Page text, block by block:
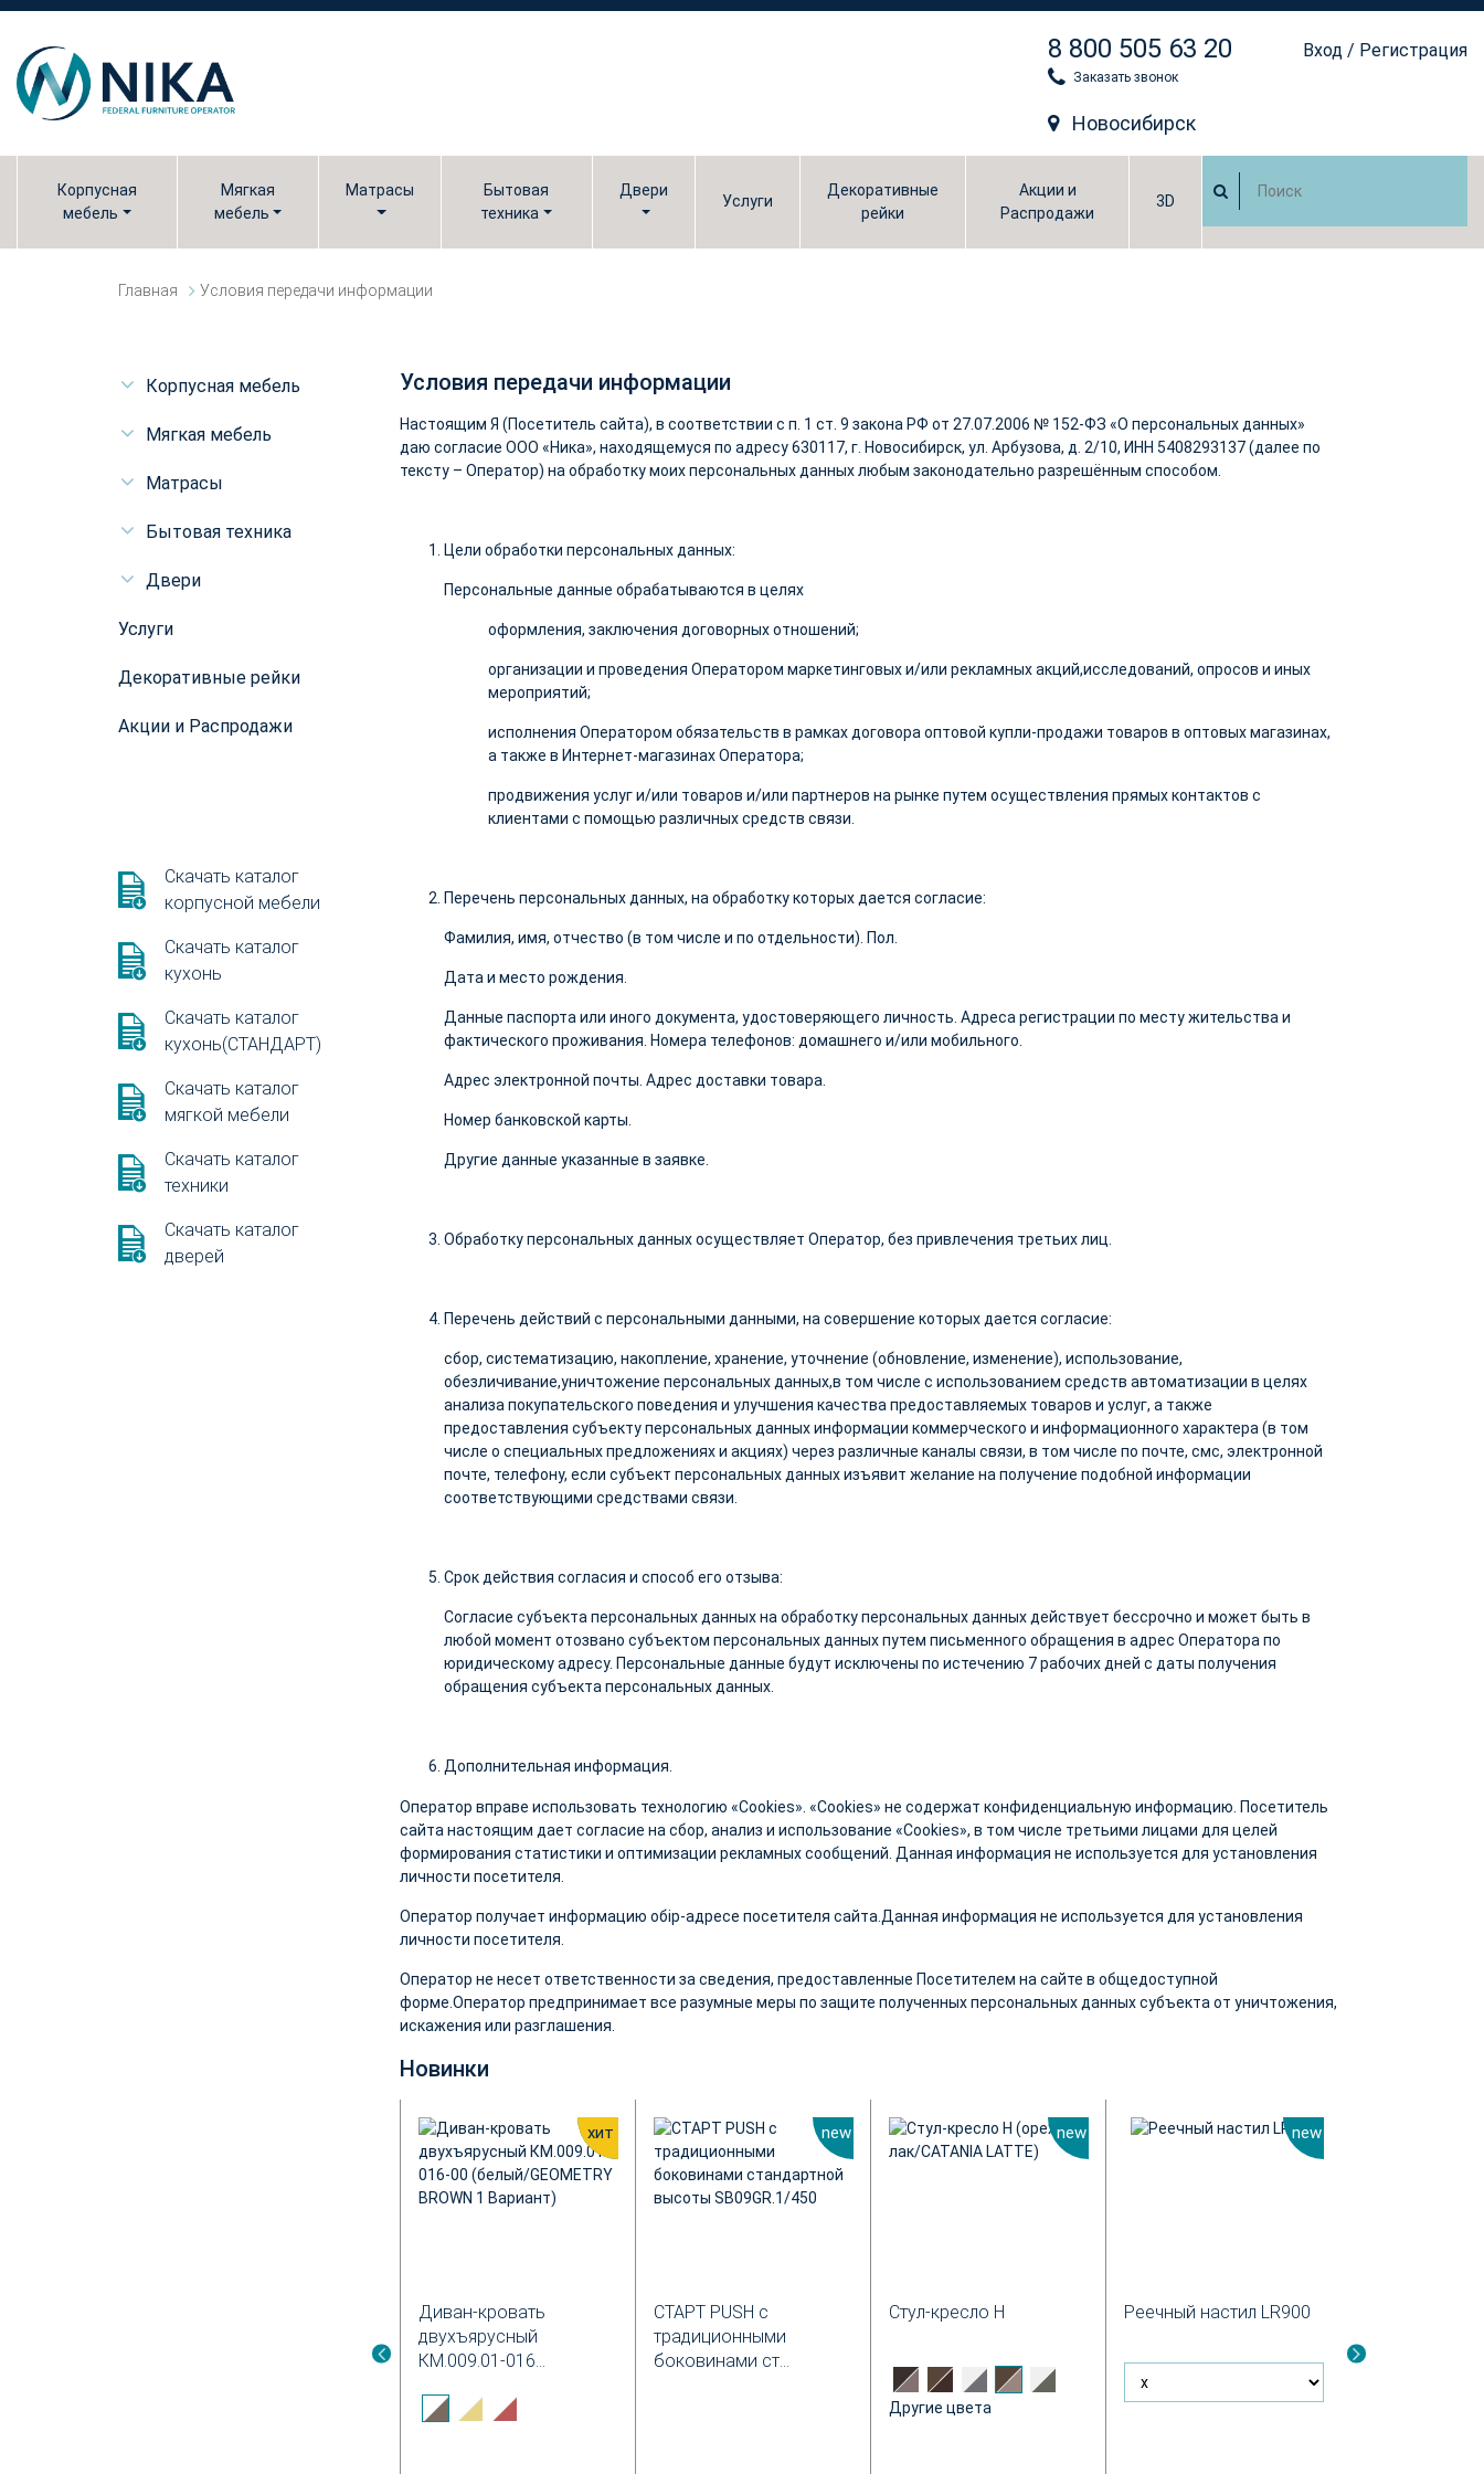
8 800 505 63 20
Заказать звонок
Новосибирск
Вход / Регистрация
Корпусная
мебель
Мягкая
мебель
Матрасы
Бытовая
техника
Двери
Услуги
Декоративные
рейки
Акции и
Распродажи
3D
Главная Условия передачи информации
Корпусная мебель
Мягкая мебель
Матрасы
Бытовая техника
Двери
Услуги
Декоративные рейки
Акции и Распродажи
Скачать каталог
корпусной мебели
Скачать каталог
кухонь
Скачать каталог
кухонь(СТАНДАРТ)
Скачать каталог
мягкой мебели
Скачать каталог
техники
Скачать каталог
дверей
Условия передачи информации
Настоящим Я (Посетитель сайта), в соответствии с п. 1 ст. 9 закона РФ от 27.07.2006 № 152-ФЗ «О персональных данных»
даю согласие ООО «Ника», находящемуся по адресу 630117, г. Новосибирск, ул. Арбузова, д. 2/10, ИНН 5408293137 (далее по
тексту – Оператор) на обработку моих персональных данных любым законодательно разрешённым способом.
Цели обработки персональных данных:
Персональные данные обрабатываются в целях
оформления, заключения договорных отношений;
организации и проведения Оператором маркетинговых и/или рекламных акций,исследований, опросов и иных
мероприятий;
исполнения Оператором обязательств в рамках договора оптовой купли-продажи товаров в оптовых магазинах,
а также в Интернет-магазинах Оператора;
продвижения услуг и/или товаров и/или партнеров на рынке путем осуществления прямых контактов с
клиентами с помощью различных средств связи.
Перечень персональных данных, на обработку которых дается согласие:
Фамилия, имя, отчество (в том числе и по отдельности). Пол.
Дата и место рождения.
Данные паспорта или иного документа, удостоверяющего личность. Адреса регистрации по месту жительства и
фактического проживания. Номера телефонов: домашнего и/или мобильного.
Адрес электронной почты. Адрес доставки товара.
Номер банковской карты.
Другие данные указанные в заявке.
Обработку персональных данных осуществляет Оператор, без привлечения третьих лиц.
Перечень действий с персональными данными, на совершение которых дается согласие:
сбор, систематизацию, накопление, хранение, уточнение (обновление, изменение), использование,
обезличивание,уничтожение персональных данных,в том числе с использованием средств автоматизации в целях
анализа покупательского поведения и улучшения качества предоставляемых товаров и услуг, а также
предоставления субъекту персональных данных информации коммерческого и информационного характера (в том
числе о специальных предложениях и акциях) через различные каналы связи, в том числе по почте, смс, электронной
почте, телефону, если субъект персональных данных изъявит желание на получение подобной информации
соответствующими средствами связи.
Срок действия согласия и способ его отзыва:
Согласие субъекта персональных данных на обработку персональных данных действует бессрочно и может быть в
любой момент отозвано субъектом персональных данных путем письменного обращения в адрес Оператора по
юридическому адресу. Персональные данные будут исключены по истечению 7 рабочих дней с даты получения
обращения субъекта персональных данных.
Дополнительная информация.
Оператор вправе использовать технологию «Сookies». «Cookies» не содержат конфиденциальную информацию. Посетитель
сайта настоящим дает согласие на сбор, анализ и использование «Cookies», в том числе третьими лицами для целей
формирования статистики и оптимизации рекламных сообщений. Данная информация не используется для установления
личности посетителя.
Оператор получает информацию обip-адресе посетителя сайта.Данная информация не используется для установления
личности посетителя.
Оператор не несет ответственности за сведения, предоставленные Посетителем на сайте в общедоступной
форме.Оператор предпринимает все разумные меры по защите полученных персональных данных субъекта от уничтожения,
искажения или разглашения.
Новинки
new
хит
Диван-кровать
двухъярусный
КМ.009.01-016...
new
СТАРТ PUSH с
традиционными
боковинами ст...
new
Стул-кресло Н
Другие цвета
new
Реечный настил LR900
08...